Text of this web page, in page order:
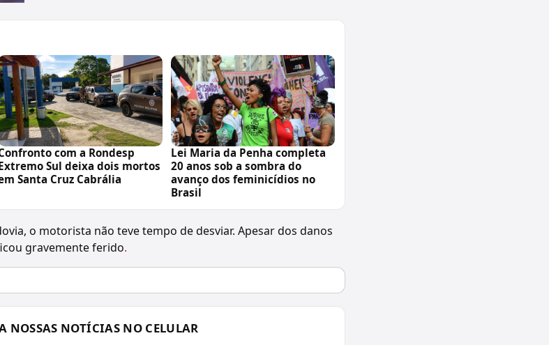
com a Rondesp
Sul deixa dois mortos
Santa Cruz Cabrália
Lei Maria da Penha completa
20 anos sob a sombra do
avanço dos feminicídios no
Brasil
o motorista não teve tempo de desviar. Apesar dos danos
gravemente ferido.
NOSSAS NOTÍCIAS NO CELULAR